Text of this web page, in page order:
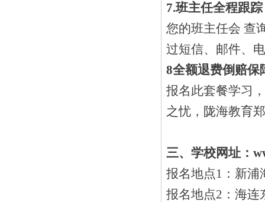
7.班主任全程跟踪
您的班主任会 查
过短信、邮件、
8全额退费倒赔保
报名此套餐学习
之忧，陇海教育
三、学校网址：
报名地点1：新浦
报名地点2：海连